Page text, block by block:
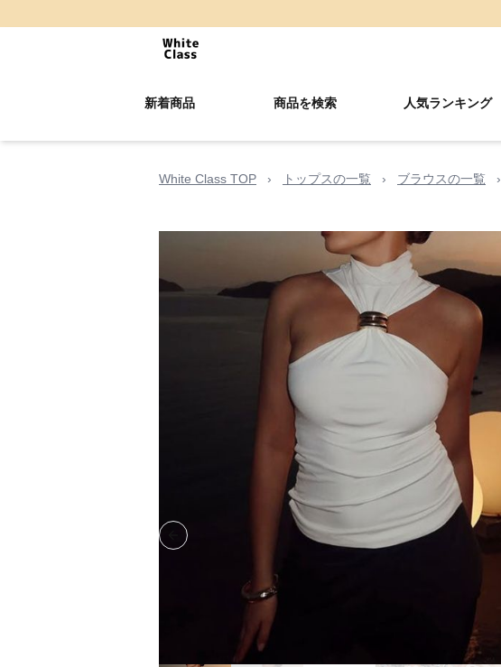
新着商品 商品を検索 人気ランキング
White Class TOP › トップスの一覧 › ブラウスの一覧 ›
Previous slide